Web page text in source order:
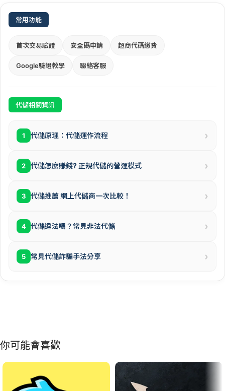
常用功能
首次交易驗證 安全碼申請 超商代碼繳費
Google驗證教學 聯絡客服
代儲相關資訊
1 代儲原理：代儲運作流程 ›
2 代儲怎麼賺錢? 正規代儲的營運模式 ›
3 代儲推薦 網上代儲商一次比較！ ›
4 代儲違法嗎？常見非法代儲 ›
5 常見代儲詐騙手法分享 ›
你可能會喜歡